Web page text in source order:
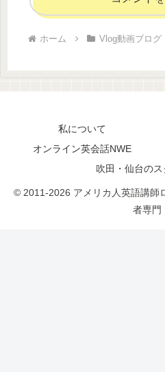
ホーム Vlog動画ブログ
私について
オンライン英会話NWE
吹田・仙台の
© 2011-2026 アメリカ人英語講師
者専門